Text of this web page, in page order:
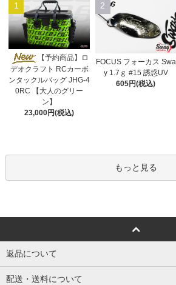
1
【予約商品】ロ
デオクラフト RCカーボ
ンタックルバッグ JHG-4
0RC 【大人のグリー
ン】
23,000円(税込)
2
FOCUS フォーカス Swa
y 1.7ｇ #15 誘惑UV
605円(税込)
もっと見る
返品について
配送・送料について